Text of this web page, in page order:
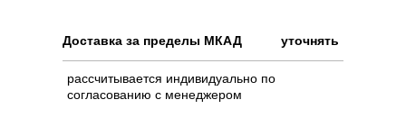
Доставка за пределы МКАД
рассчитывается индивидуально по
согласованию с менеджером
уточнять